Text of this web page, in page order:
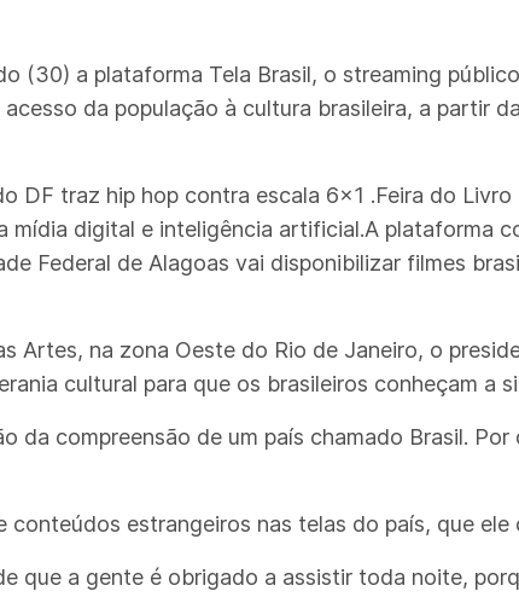
(30) a plataforma Tela Brasil, o streaming
da população à cultura brasileira, a partir
DF traz hip hop contra escala 6x1 .Feira do
digital e inteligência artificial.A plataforma
Federal de Alagoas vai disponibilizar filmes
Artes, na zona Oeste do Rio de Janeiro, o
cultural para que os brasileiros conheçam a
da compreensão de um país chamado Brasil.
estrangeiros nas telas do país, que ele
que a gente é obrigado a assistir toda noite,